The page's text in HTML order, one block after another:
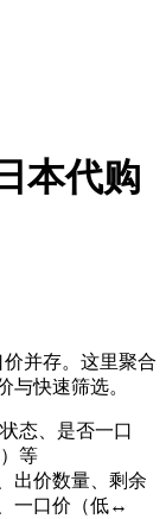
本代购
并存。这里聚合
与快速筛选。
态、是否一口
等
出价数量、剩余
一口价（低↔